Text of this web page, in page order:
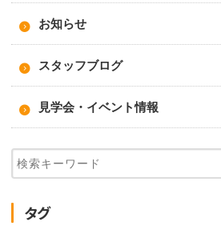
お知らせ
スタッフブログ
見学会・イベント情報
タグ